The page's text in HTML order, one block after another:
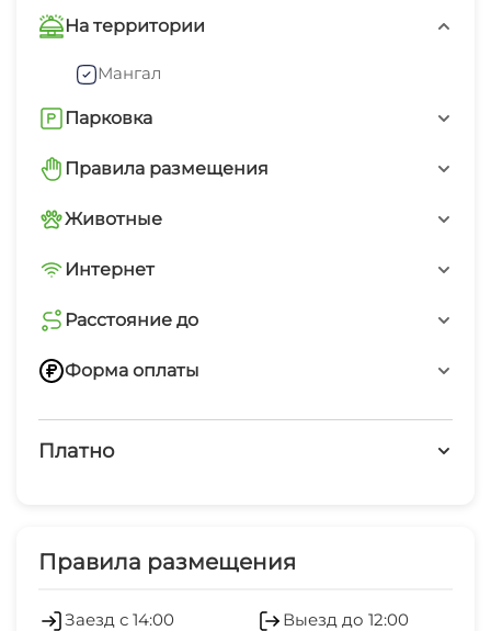
идеальную для отпуска.
Инчхе в своем великолепии открывает двери к
моментам. Вилла-Виктория станет вашим
домом вдали от дома, где вы сможете
берегу Каспийского моря.
На территории
Мангал
Парковка
Открытая парковка на территории
Правила размещения
Запрещено курить в номерах
Животные
Без животных
Интернет
Бесплатный WiFi
Расстояние до
Расстояние до моря
Форма оплаты
Переводом по номеру телефона
Платно
Правила размещения
Заезд с 14:00 Выезд до 12:00